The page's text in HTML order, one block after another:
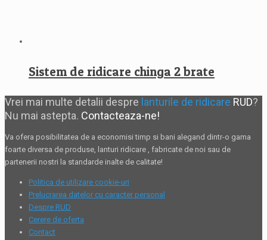
Sistem de ridicare chinga 2 brate
Vrei mai multe detalii despre lanturile de ridicare RUD?
Nu mai astepta. Contacteaza-ne!
Va ofera posibilitatea de a economisi timp si bani alegand dintr-o gama
foarte diversa de produse,
lanturi ridicare , fabricate de noi sau de
partenerii nostri la standarde inalte de calitate!
Politica de utilizare cookie-uri
Prelucrarea datelor cu caracter personal
Despre RUD
Cerere de oferta
Contact